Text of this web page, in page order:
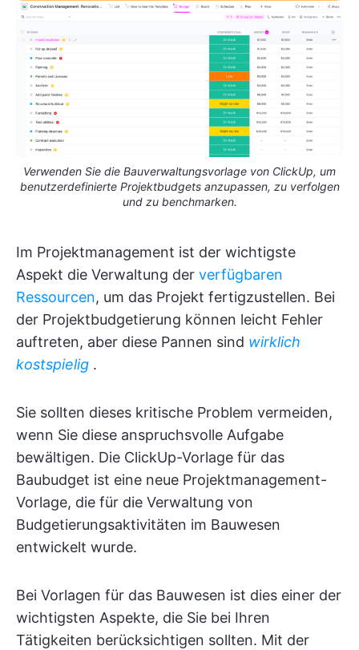
Verwenden Sie die Bauverwaltungsvorlage von ClickUp, um
benutzerdefinierte Projektbudgets anzupassen, zu verfolgen
und zu benchmarken.
Im Projektmanagement ist der wichtigste
Aspekt die Verwaltung der verfügbaren
Ressourcen, um das Projekt fertigzustellen. Bei
der Projektbudgetierung können leicht Fehler
auftreten, aber diese Pannen sind wirklich
kostspielig .
Sie sollten dieses kritische Problem vermeiden,
wenn Sie diese anspruchsvolle Aufgabe
bewältigen. Die ClickUp-Vorlage für das
Baubudget ist eine neue Projektmanagement-
Vorlage, die für die Verwaltung von
Budgetierungsaktivitäten im Bauwesen
entwickelt wurde.
Bei Vorlagen für das Bauwesen ist dies einer der
wichtigsten Aspekte, die Sie bei Ihren
Tätigkeiten berücksichtigen sollten. Mit der